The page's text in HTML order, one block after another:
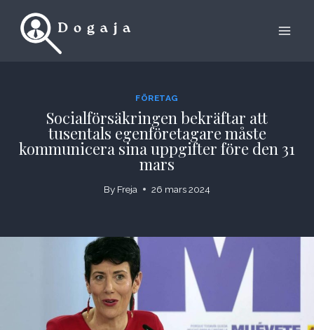
FÖRETAG
Socialförsäkringen bekräftar att
tusentals egenföretagare måste
kommunicera sina uppgifter före den 31
mars
By Freja 26 mars 2024